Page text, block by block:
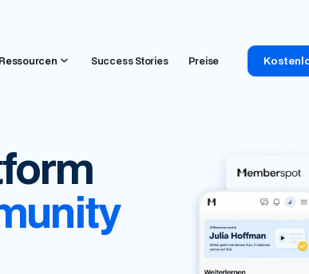
Ressourcen Success Stories Preise